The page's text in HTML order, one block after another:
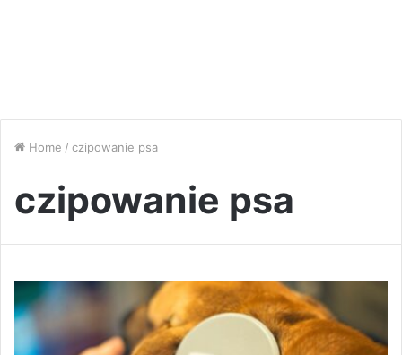
Home / czipowanie psa
czipowanie psa